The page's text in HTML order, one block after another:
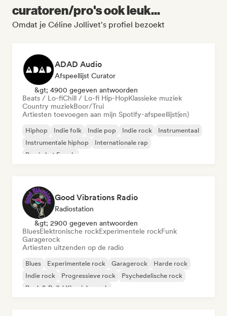
curatoren/pro's ook leuk...
Omdat je Céline Jollivet's profiel bezoekt
ADAD Audio
Afspeellijst Curator
&gt; 4900 gegeven antwoorden
Beats / Lo-fiChill / Lo-fi Hip-HopKlassieke muziek
Country muziekBoor/Trui
Artiesten toevoegen aan mijn Spotify-afspeellijst(en)
Hiphop Indie folk Indie pop Indie rock
Instrumentaal
Instrumentale hiphop
Internationale rap
Rap in het Engels
Good Vibrations Radio
Radiostation
&gt; 2900 gegeven antwoorden
BluesElektronische rockExperimentele rockFunk
Garagerock
Artiesten uitzenden op de radio
Blues Experimentele rock Garagerock
Harde rock
Indie rock
Progressieve rock
Psychedelische rock
Rock & Roll / Klassieke rock